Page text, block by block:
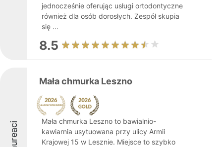
jednocześnie oferując usługi ortodontyczne
również dla osób dorosłych. Zespół skupia
się ...
8.5
Laureaci
Mała chmurka Leszno
Mała chmurka Leszno to bawialnio-
kawiarnia usytuowana przy ulicy Armii
Krajowej 15 w Lesznie. Miejsce to szybko